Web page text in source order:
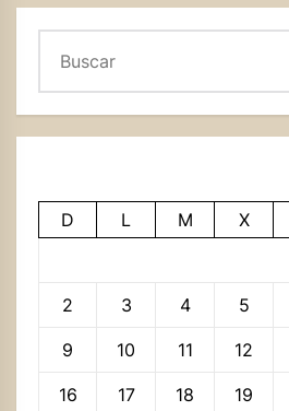
D L M X
2 3 4 5
9 10 11 12
16 17 18 19